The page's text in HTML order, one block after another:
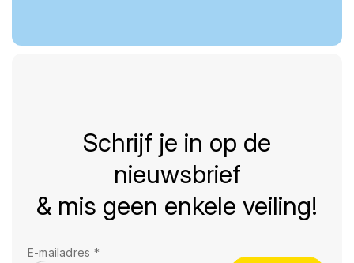
Schrijf je in op de
nieuwsbrief
& mis geen enkele veiling!
E-mailadres *